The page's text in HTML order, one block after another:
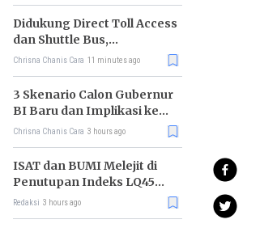
Didukung Direct Toll Access
dan Shuttle Bus,
Paramount Petals Kian
Chrisna Chanis Cara 11 minutes ago
3 Skenario Calon Gubernur
BI Baru dan Implikasi ke
Pasar
Chrisna Chanis Cara 3 hours ago
ISAT dan BUMI Melejit di
Penutupan Indeks LQ45
Hari Ini
Redaksi 3 hours ago